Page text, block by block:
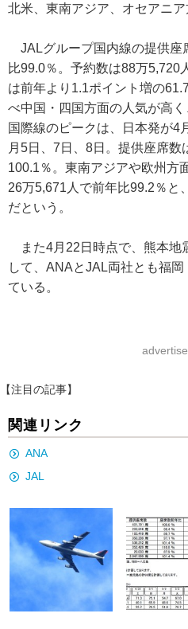
北米、東南アジア、オセアニア
JALグループ国内線の提供座
比99.0％。予約数は88万5,720
は前年より1.1ポイント増の
べ中国・四国方面の人気が高く
国際線のピークは、日本発が4
月5日、7日、8日。提供座席数
100.1％。東南アジアや欧州方
26万5,671人で前年比99.2％と
だという。
また4月22日時点で、熊本地
して、ANAとJAL両社とも福
ている。
【注目の記事】
関連リンク
ANA
JAL